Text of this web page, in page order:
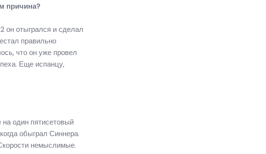
причина?
он отыгрался и сделал
правильно
что он уже провел
Еще испанцу,
один пятисетовый
обыграл Синнера.
немыслимые.